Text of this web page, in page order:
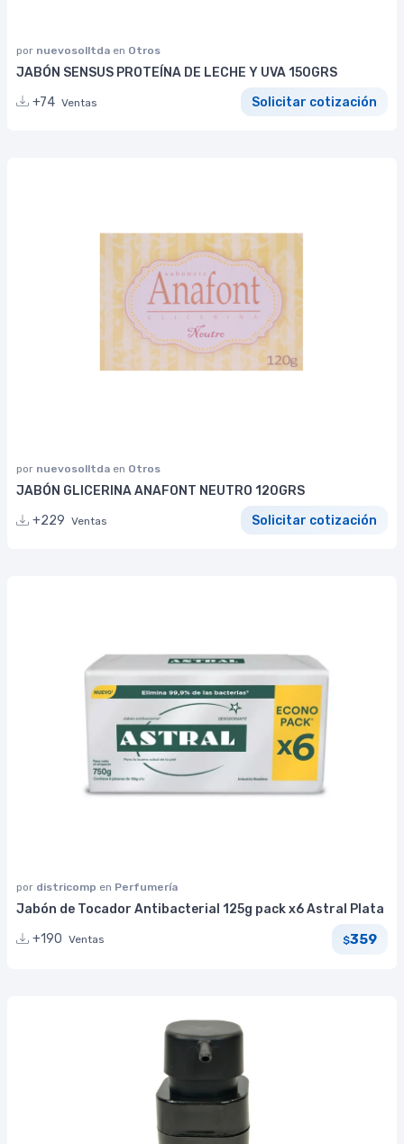
por nuevosolltda en Otros
JABÓN SENSUS PROTEÍNA DE LECHE Y UVA 150GRS
+74 Ventas Solicitar cotización
por nuevosolltda en Otros
JABÓN GLICERINA ANAFONT NEUTRO 120GRS
+229 Ventas Solicitar cotización
por districomp en Perfumería
Jabón de Tocador Antibacterial 125g pack x6 Astral Plata
+190 Ventas $359